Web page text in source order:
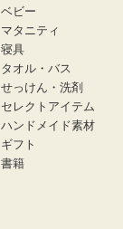
ベビー
マタニティ
寝具
タオル・バス
せっけん・洗剤
セレクトアイテム
ハンドメイド素材
ギフト
書籍